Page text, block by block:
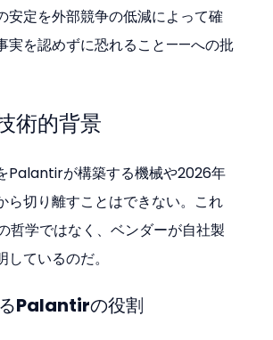
安定を外部競争の低減によって確
実を認めずに恐れること——への批
術的背景
Palantirが構築する機械や2026年
ら切り離すことはできない。これ
哲学ではなく、ベンダーが自社製
ているのだ。
Palantirの役割